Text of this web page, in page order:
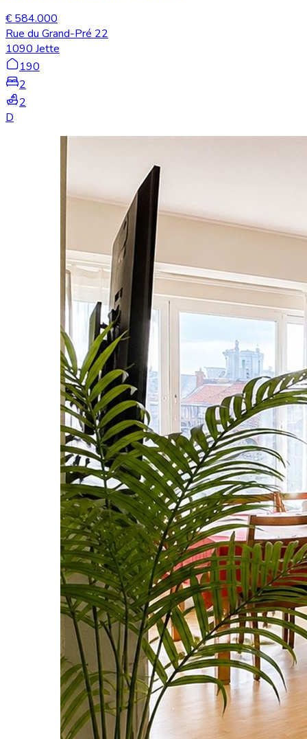
€ 584.000
Rue du Grand-Pré 22
1090 Jette
190
2
2
D